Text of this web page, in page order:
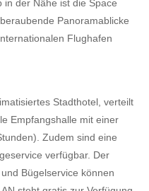
in der Nähe ist die Space
Panoramablicke
Flughafen
Stadthotel, verteilt
Empfangshalle mit einer
Zudem sind eine
verfügbar. Der
Bügelservice können